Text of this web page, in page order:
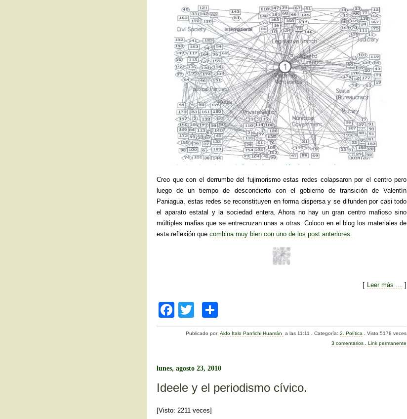
Creo que con el derrumbe del fujimorismo estas redes colapsaron por el centro pero
luego de un tiempo de desconcierto con el gobierno de transición de Valentín
Paniagua, estas redes se reconstituyen en forma dispersa y se difunden por casi todo
el aparato estatal y la sociedad entera. Ahora no hay un gran centro mafioso sino
múltiples mafias que se entrecruzan unas a otras. Coloco en el blog los materiales de
esta reflexión que combina muy bien con uno de los post anteriores.
[ Leer más … ]
F
a
b
o
o
wi o
m
ar
tir
Publicado por:Aldo Italo Panfichi Huamán a las 11:11 .Categoría:2. Política
Visto:5178 veces
3 comentarios
Link permanente
lunes, agosto 23, 2010
Ideele y el periodismo cívico.
[Visto: 2211 veces]